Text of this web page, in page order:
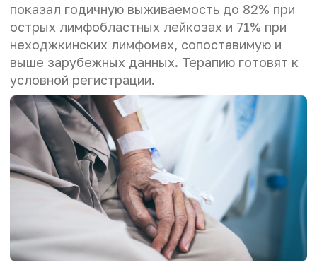
показал годичную выживаемость до 82% при
острых лимфобластных лейкозах и 71% при
неходжкинских лимфомах, сопоставимую и
выше зарубежных данных. Терапию готовят к
условной регистрации.